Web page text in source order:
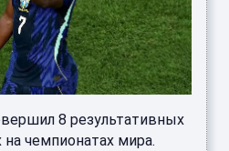
8 результативных
чемпионатах мира.